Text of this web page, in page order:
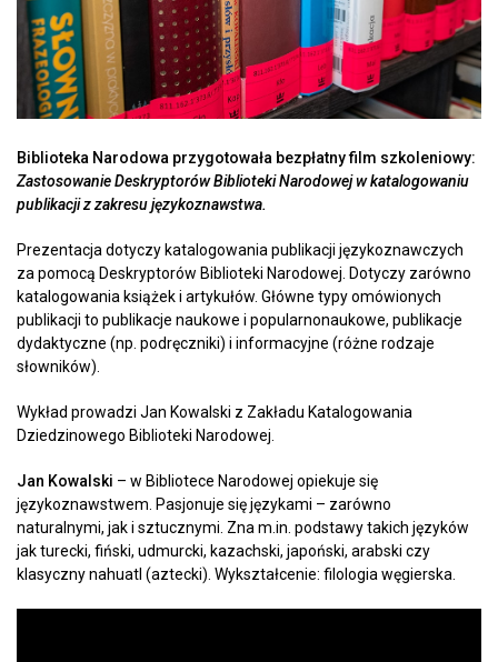
Biblioteka Narodowa przygotowała bezpłatny film szkoleniowy:
Zastosowanie Deskryptorów Biblioteki Narodowej w katalogowaniu
publikacji z zakresu językoznawstwa.
Prezentacja dotyczy katalogowania publikacji językoznawczych
za pomocą Deskryptorów Biblioteki Narodowej. Dotyczy zarówno
katalogowania książek i artykułów. Główne typy omówionych
publikacji to publikacje naukowe i popularnonaukowe, publikacje
dydaktyczne (np. podręczniki) i informacyjne (różne rodzaje
słowników).
Wykład prowadzi Jan Kowalski z Zakładu Katalogowania
Dziedzinowego Biblioteki Narodowej.
Jan Kowalski – w Bibliotece Narodowej opiekuje się
językoznawstwem. Pasjonuje się językami – zarówno
naturalnymi, jak i sztucznymi. Zna m.in. podstawy takich języków
jak turecki, fiński, udmurcki, kazachski, japoński, arabski czy
klasyczny nahuatl (aztecki). Wykształcenie: filologia węgierska.